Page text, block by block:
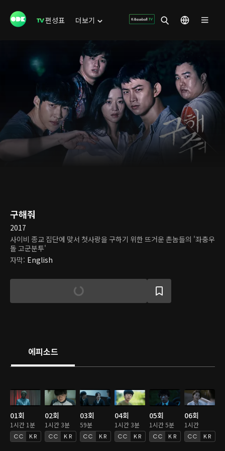
편성표 더보기
구해줘
2017
사이비 종교 집단에 맞서 첫사랑을 구하기 위한 뜨거운 촌놈들의 '좌충우
돌 고군분투'
자막: English
에피소드
01회
1시간 1분
KR
02회
1시간 3분
KR
03회
59분
KR
04회
1시간 3분
KR
05회
1시간 5분
KR
06회
1시간
KR